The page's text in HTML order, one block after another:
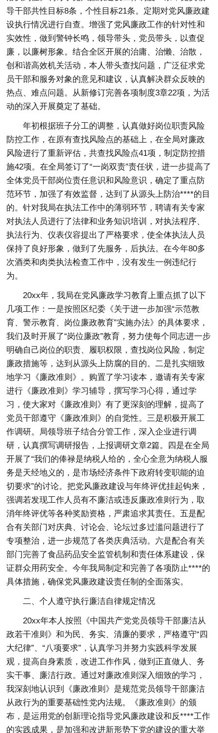
导干部共性目标8条，个性目标21条。定期对党风廉政建
设执行情况进行自查。增强了党风廉政工作的针对性和
实效性，做到警钟长鸣，领导带头，党员带头，以查促
廉，以廉树形象。结合全区开展的治庸、治懒、治散，
创和谐高效机关活动，本人带头查找问题，广泛征求党
员干部和服务对象的意见和建议，认真解决群众反映的
热点、难点问题。从新修订完善各项制度3章22项，为活
动的深入开展奠定了基础。
年初根据班子分工的调整，认真做好岗位职责风险
防控工作，在原有查找风险点的基础上，在全局对廉政
风险进行了重新评估，共查找风险点41项，制定防控措
施42项。在全局签订了“一岗双责”责任状，进一步提高了
全体党员干部岗位责任意识和风险意识，确定了重点防
范环节，加强了有效监督，达到了从源头上防治****的目
的。针对我局在执法工作中的薄弱环节，聘请有关专家
对执法人员进行了法律和业务知识培训，对执法程序、
执法行为、仪表仪容提出了严格要求，使全体执法人员
保持了良好形象，做到了先服务，后执法。在今年80多
次酒类和肉类执法检查工作中，没有发生一例违纪行
为。
20xx年，我局在党风廉政学习教育上重点抓了以下
几项工作：一是按照区纪委《关于进一步加强“示范教
育、警示教育、岗位廉政教育”实施办法》的具体要求，
我们及时开展了“岗位廉政”教育，努力使每个同志进一步
明确自己岗位的职责、履职权限，查找岗位风险，制定
廉政措施等，达到从源头上防腐的目的。二是扎实细致
地学习《廉政准则》。购置了学习读本，邀请有关专家
进行《廉政准则》学习辅导，撰写学习心得，通过学
习，使大家对《廉政准则》有了更深刻的理解，提高了
党员干部遵守《廉政准则》的自觉性。三是积极开展工
作调研。局领导班子结合分管工作，深入企业进行调
研，认真撰写调研报告，上报调研文章2篇。四是在全局
开展了“我们的俸禄是纳税人给的，全心全意为纳税人服
务是天经地义的，是市场经济条件下政府转变职能的迫
切要求”的讨论。把党风廉政建设与年终评优挂起钩来，
强调若发现工作人员有不廉洁或违反廉政准则行为，取
消年终评优等各种奖励资格，严肃追求其责任。五是配
合有关部门对庆典、讨论会、论坛过多过滥问题进行了
专项整治，进一步规范了各类庆典活动。六是配合有关
部门完善了食品药品安全监管机制和责任体系建设，保
证群众用药安全。今年我局制定和完善了各项防止****的
具体措施，确保党风廉政建设责任制的全面落实。
二、个人遵守执行廉洁自律规定情况
20xx年本人按照《中国共产党党员领导干部廉洁从
政若干准则》和为民、务实、清廉的要求，严格遵守“四
大纪律”、“八项要求”，认真学习并努力实践科学发展
观，提高自身素质，改进工作作风，做到正直做人、务
实干事、廉洁行政。通过对廉政准则深入细致的学习，
我深刻地认识到《廉政准则》是规范党员领导干部廉洁
从政行为的重要基础性党内法规。《廉政准则》的颁
布，是运用党的创新理论指导党风廉政建设和反****工作
的实践成果，是加强和改进新形势下党的建设的重大举